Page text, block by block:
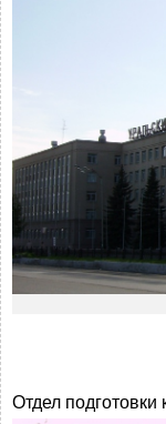
Отдел подготовки